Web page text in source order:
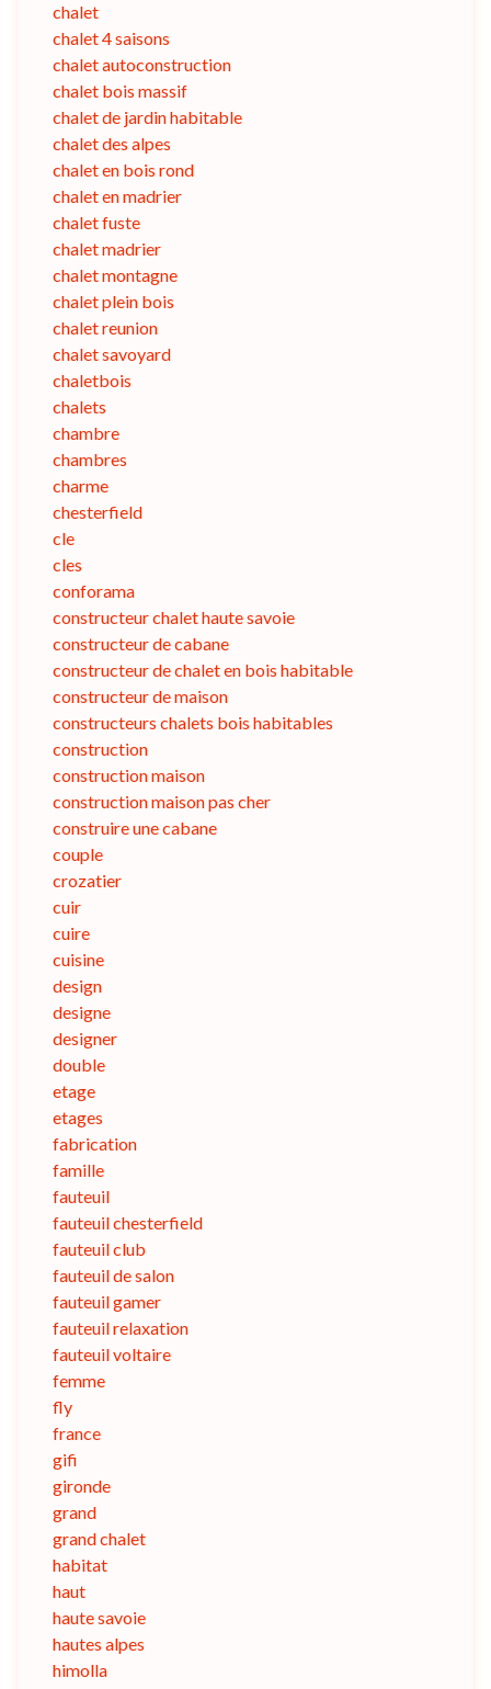
chalet
chalet 4 saisons
chalet autoconstruction
chalet bois massif
chalet de jardin habitable
chalet des alpes
chalet en bois rond
chalet en madrier
chalet fuste
chalet madrier
chalet montagne
chalet plein bois
chalet reunion
chalet savoyard
chaletbois
chalets
chambre
chambres
charme
chesterfield
cle
cles
conforama
constructeur chalet haute savoie
constructeur de cabane
constructeur de chalet en bois habitable
constructeur de maison
constructeurs chalets bois habitables
construction
construction maison
construction maison pas cher
construire une cabane
couple
crozatier
cuir
cuire
cuisine
design
designe
designer
double
etage
etages
fabrication
famille
fauteuil
fauteuil chesterfield
fauteuil club
fauteuil de salon
fauteuil gamer
fauteuil relaxation
fauteuil voltaire
femme
fly
france
gifi
gironde
grand
grand chalet
habitat
haut
haute savoie
hautes alpes
himolla